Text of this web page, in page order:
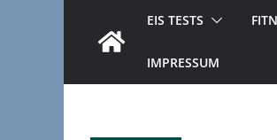
EIS TESTS
IMPRESSUM